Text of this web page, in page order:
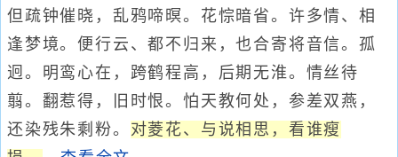
但疏钟催晓，乱鸦啼暝。花悰暗省。许多情、相
逢梦境。便行云、都不归来，也合寄将音信。孤
迥。明鸾心在，跨鹤程高，后期无淮。情丝待
翦。翻惹得，旧时恨。怕天教何处，参差双燕，
还染残朱剩粉。 对菱花、与说相思，看谁瘦